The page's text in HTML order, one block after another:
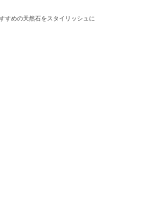
すめの天然石をスタイリッシュに